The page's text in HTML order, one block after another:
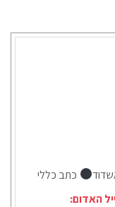
כתב כללי
האדום: